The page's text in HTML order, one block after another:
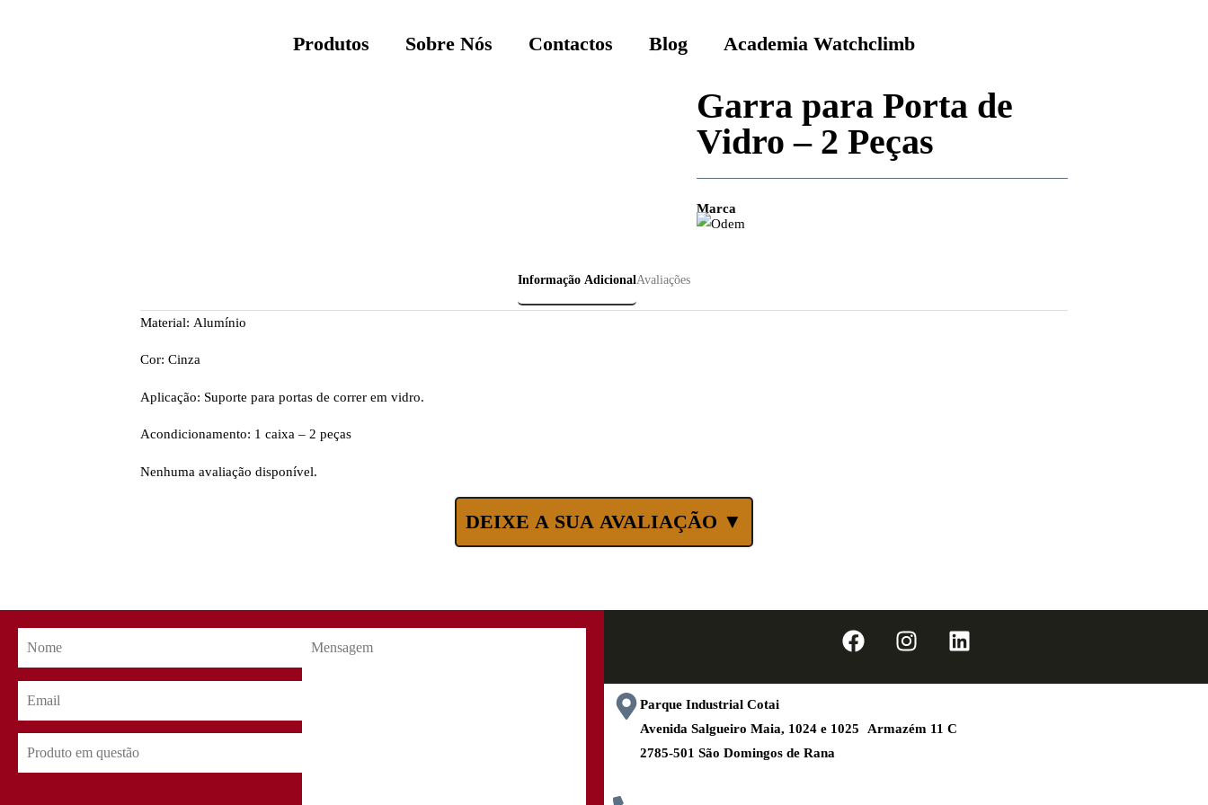
Produtos Sobre Nós Contactos Blog Academia Watchclimb
Garra para Porta de
Vidro – 2 Peças
Marca
Informação AdicionalAvaliações
Material: Alumínio
Cor: Cinza
Aplicação: Suporte para portas de correr em vidro.
Acondicionamento: 1 caixa – 2 peças
Nenhuma avaliação disponível.
DEIXE A SUA AVALIAÇÃO ▼
Parque Industrial Cotai
Avenida Salgueiro Maia, 1024 e 1025 Armazém 11 C
2785-501 São Domingos de Rana